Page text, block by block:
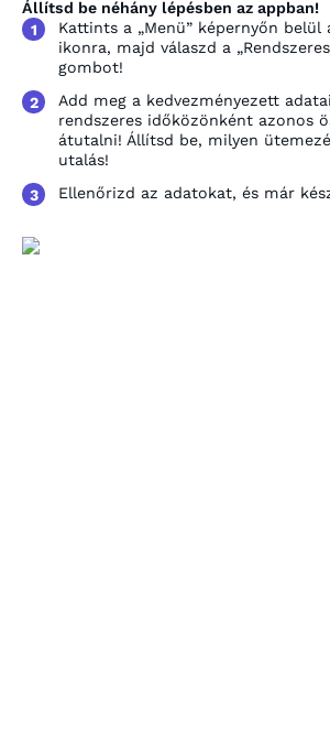
Állítsd be néhány lépésben az appban!
1
Kattints a „Menü” képernyőn belül
ikonra, majd válaszd a
gombot!
2
Add meg a kedvezményezett
rendszeres időközönként azonos
átutalni! Állítsd be, milyen
utalás!
3
Ellenőrizd az adatokat, és már